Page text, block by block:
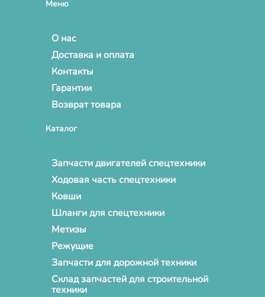
Меню
О нас
Доставка и оплата
Контакты
Гарантии
Возврат товара
Каталог
Запчасти двигателей спецтехники
Ходовая часть спецтехники
Ковши
Шланги для спецтехники
Метизы
Режущие
Запчасти для дорожной техники
Склад запчастей для строительной
техники